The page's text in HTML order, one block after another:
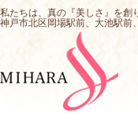
私たちは、真の『美しさ』を創
神戸市北区岡場駅前、大池駅前